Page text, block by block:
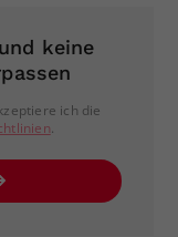
keine
ich die
.